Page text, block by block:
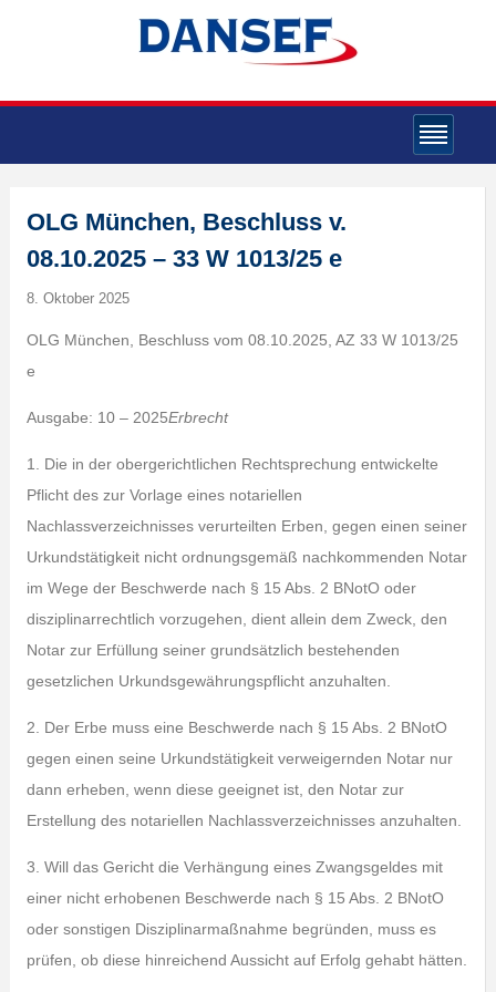
OLG München, Beschluss v.
08.10.2025 – 33 W 1013/25 e
8. Oktober 2025
OLG München, Beschluss vom 08.10.2025, AZ 33 W 1013/25
e
Ausgabe: 10 – 2025Erbrecht
1. Die in der obergerichtlichen Rechtsprechung entwickelte
Pflicht des zur Vorlage eines notariellen
Nachlassverzeichnisses verurteilten Erben, gegen einen seiner
Urkundstätigkeit nicht ordnungsgemäß nachkommenden Notar
im Wege der Beschwerde nach § 15 Abs. 2 BNotO oder
disziplinarrechtlich vorzugehen, dient allein dem Zweck, den
Notar zur Erfüllung seiner grundsätzlich bestehenden
gesetzlichen Urkundsgewährungspflicht anzuhalten.
2. Der Erbe muss eine Beschwerde nach § 15 Abs. 2 BNotO
gegen einen seine Urkundstätigkeit verweigernden Notar nur
dann erheben, wenn diese geeignet ist, den Notar zur
Erstellung des notariellen Nachlassverzeichnisses anzuhalten.
3. Will das Gericht die Verhängung eines Zwangsgeldes mit
einer nicht erhobenen Beschwerde nach § 15 Abs. 2 BNotO
oder sonstigen Disziplinarmaßnahme begründen, muss es
prüfen, ob diese hinreichend Aussicht auf Erfolg gehabt hätten.